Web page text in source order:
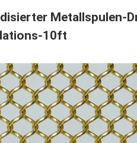
Metallspulen-
10ft